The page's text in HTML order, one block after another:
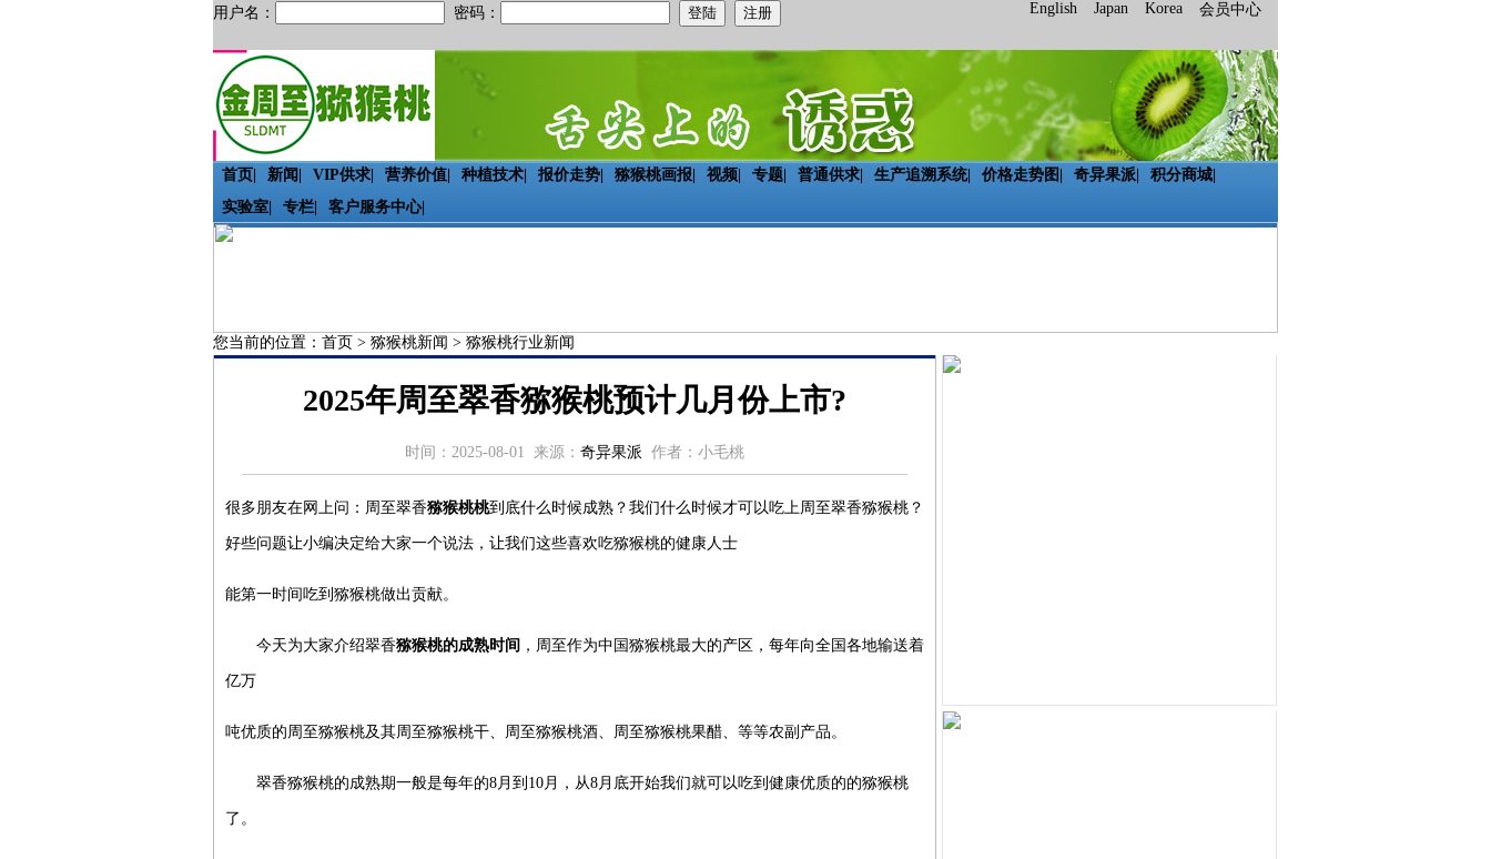
会员中心
Korea
Japan
English
用户名： 密码：
首页 新闻 VIP供求 营养价值 种植技术 报价走势 猕猴桃画报 视频 专题 普通供求 生产追溯系统| 价格走势图 奇异果派 积分商城
实验室
专栏 客户服务中心|
您当前的位置： 首页 > 猕猴桃新闻 > 猕猴桃行业新闻
2025年周至翠香猕猴桃预计几月份上市?
时间：2025-08-01 来源： 奇异果派 作者：小毛桃
很多朋友在网上问：周至翠香猕猴桃桃到底什么时候成熟？我们什么时候才可以吃上周至翠香猕猴桃 ？
好些问题让小编决定给大家一个说法，让我们这些喜欢吃猕猴桃的健康人士
能第一时间吃到猕猴桃做出贡献。
今天为大家介绍翠香猕猴桃的成熟时间 ，周至作为中国猕猴桃最大的产区，每年向全国各地输送着
亿万
吨优质的 周至猕猴桃及其周至猕猴桃干 周至猕猴桃酒、 周至猕猴桃果醋、等等农副产品。
翠香猕猴桃的成熟期一般是每年的8月到10月，从8月底开始我们就可以吃到健康优质的的猕猴桃
了。